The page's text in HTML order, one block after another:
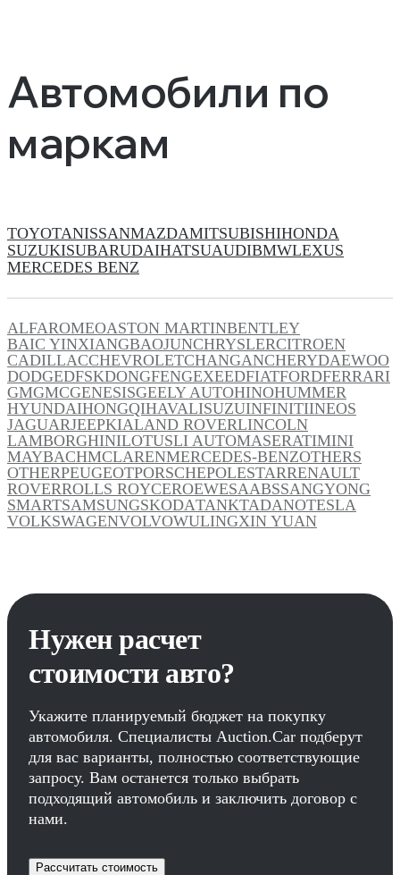
Автомобили по
маркам
TOYOTANISSANMAZDAMITSUBISHIHONDA
SUZUKISUBARUDAIHATSUAUDIBMWLEXUS
MERCEDES BENZ
ALFAROMEOASTON MARTINBENTLEY
BAIC YINXIANGBAOJUNCHRYSLERCITROEN
CADILLACCHEVROLETCHANGANCHERYDAEWOO
DODGEDFSKDONGFENGEXEEDFIATFORDFERRARI
GMGMCGENESISGEELY AUTOHINOHUMMER
HYUNDAIHONGQIHAVALISUZUINFINITIINEOS
JAGUARJEEPKIALAND ROVERLINCOLN
LAMBORGHINILOTUSLI AUTOMASERATIMINI
MAYBACHMCLARENMERCEDES-BENZOTHERS
OTHERPEUGEOTPORSCHEPOLESTARRENAULT
ROVERROLLS ROYCEROEWESAABSSANGYONG
SMARTSAMSUNGSKODATANKTADANOTESLA
VOLKSWAGENVOLVOWULINGXIN YUAN
Нужен расчет
стоимости авто?
Укажите планируемый бюджет на покупку
автомобиля. Специалисты Auction.Car подберут
для вас варианты, полностью соответствующие
запросу. Вам останется только выбрать
подходящий автомобиль и заключить договор с
нами.
Рассчитать стоимость